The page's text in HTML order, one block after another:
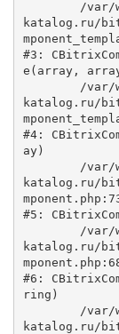
katalog.ru/
#3:
e(array,
katalog.ru/
#4:
ay)
katalog.ru/
#5:
katalog.ru/
#6:
ring)
katalog.ru/